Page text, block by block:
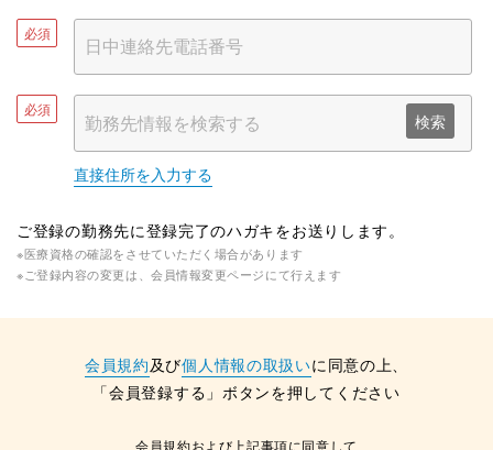
必須
必須
検索
直接住所を入力する
ご登録の勤務先に登録完了のハガキをお送りします。
※医療資格の確認をさせていただく場合があります
※ご登録内容の変更は、会員情報変更ページにて行えます
会員規約及び個人情報の取扱いに同意の上、
「会員登録する」ボタンを押してください
会員規約および上記事項に同意して